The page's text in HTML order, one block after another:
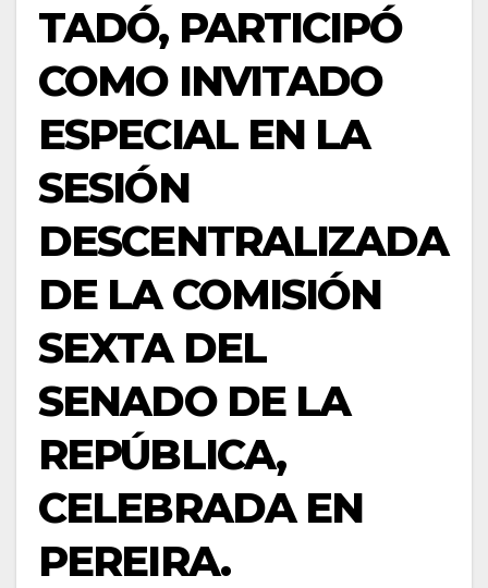
TADÓ, PARTICIPÓ
COMO INVITADO
ESPECIAL EN LA
SESIÓN
DESCENTRALIZADA
DE LA COMISIÓN
SEXTA DEL
SENADO DE LA
REPÚBLICA,
CELEBRADA EN
PEREIRA.